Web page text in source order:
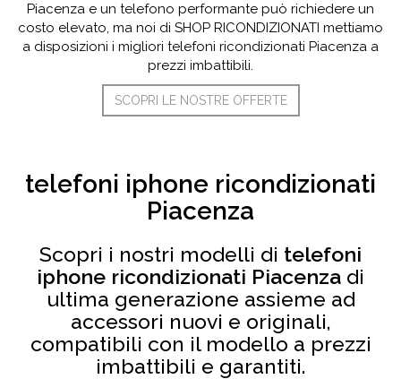
Piacenza e un telefono performante può richiedere un
costo elevato, ma noi di SHOP RICONDIZIONATI mettiamo
a disposizioni i migliori telefoni ricondizionati Piacenza a
prezzi imbattibili.
SCOPRI LE NOSTRE OFFERTE
telefoni iphone ricondizionati
Piacenza
Scopri i nostri modelli di telefoni
iphone ricondizionati Piacenza di
ultima generazione assieme ad
accessori nuovi e originali,
compatibili con il modello a prezzi
imbattibili e garantiti.